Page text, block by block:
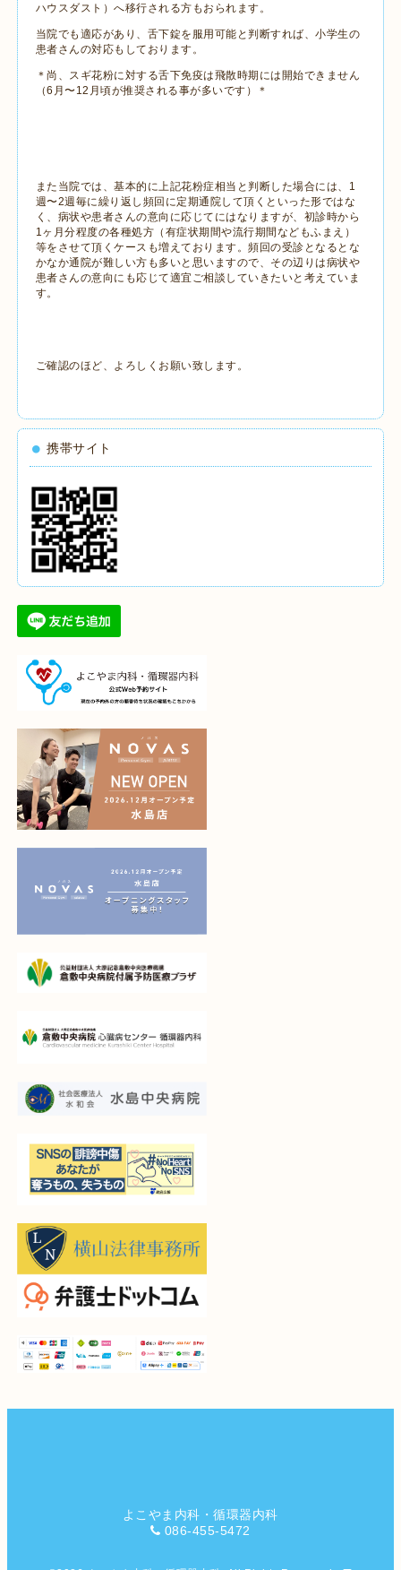
ハウスダスト）へ移行される方もおられます。
当院でも適応があり、舌下錠を服用可能と判断すれば、小学生の
患者さんの対応もしております。
＊尚、スギ花粉に対する舌下免疫は飛散時期には開始できません
（6月〜12月頃が推奨される事が多いです）＊
また当院では、基本的に上記花粉症相当と判断した場合には、1
週〜2週毎に繰り返し頻回に定期通院して頂くといった形ではな
く、病状や患者さんの意向に応じてにはなりますが、初診時から
1ヶ月分程度の各種処方（有症状期間や流行期間などもふまえ）
等をさせて頂くケースも増えております。頻回の受診となるとな
かなか通院が難しい方も多いと思いますので、その辺りは病状や
患者さんの意向にも応じて適宜ご相談していきたいと考えていま
す。
ご確認のほど、よろしくお願い致します。
携帯サイト
よこやま内科・循環器内科
086-455-5472